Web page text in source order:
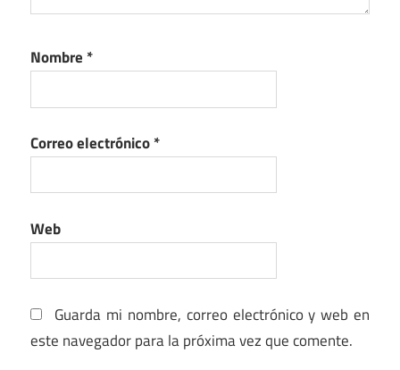
Nombre *
Correo electrónico*
Web
Guarda mi nombre, correo electrónico y web en
este navegador para la próxima vez que comente.